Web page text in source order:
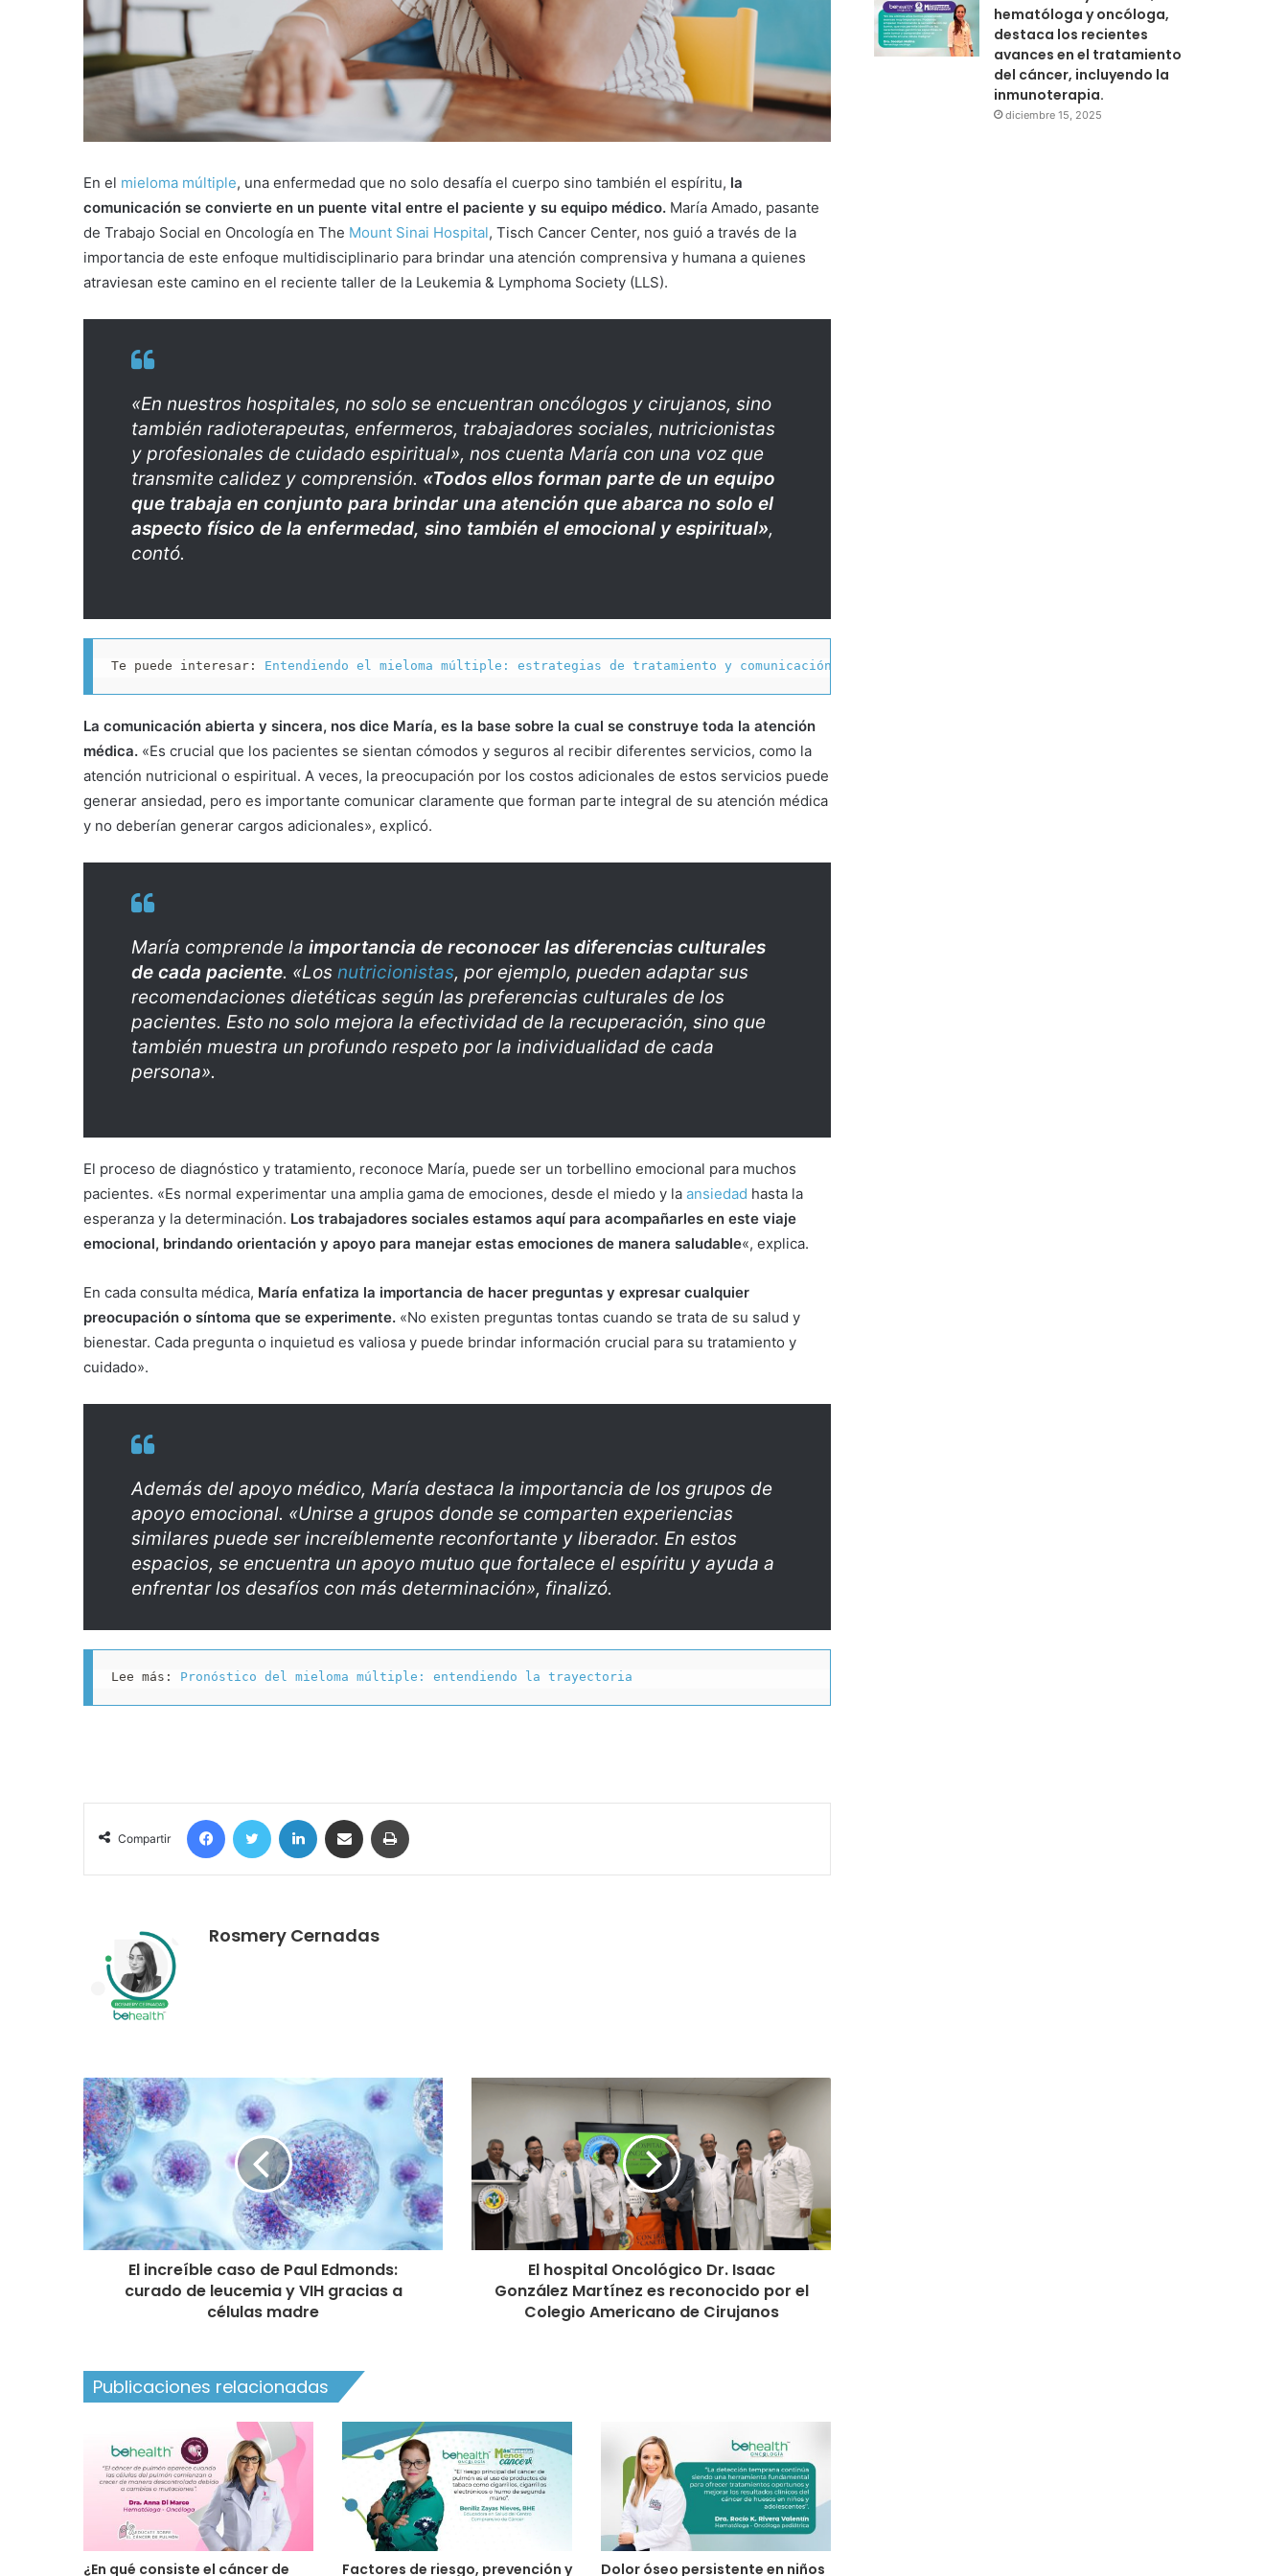
En el mieloma múltiple, una enfermedad que no solo desafía el cuerpo sino también el espíritu, la
comunicación se convierte en un puente vital entre el paciente y su equipo médico. María Amado, pasante
de Trabajo Social en Oncología en The Mount Sinai Hospital, Tisch Cancer Center, nos guió a través de la
importancia de este enfoque multidisciplinario para brindar una atención comprensiva y humana a quienes
atraviesan este camino en el reciente taller de la Leukemia & Lymphoma Society (LLS).
«En nuestros hospitales, no solo se encuentran oncólogos y cirujanos, sino
también radioterapeutas, enfermeros, trabajadores sociales, nutricionistas
y profesionales de cuidado espiritual», nos cuenta María con una voz que
transmite calidez y comprensión. «Todos ellos forman parte de un equipo
que trabaja en conjunto para brindar una atención que abarca no solo el
aspecto físico de la enfermedad, sino también el emocional y espiritual»,
contó.
Te puede interesar: Entendiendo el mieloma múltiple: estrategias de tratamiento y comunicación efectiva
La comunicación abierta y sincera, nos dice María, es la base sobre la cual se construye toda la atención
médica. «Es crucial que los pacientes se sientan cómodos y seguros al recibir diferentes servicios, como la
atención nutricional o espiritual. A veces, la preocupación por los costos adicionales de estos servicios puede
generar ansiedad, pero es importante comunicar claramente que forman parte integral de su atención médica
y no deberían generar cargos adicionales», explicó.
María comprende la importancia de reconocer las diferencias culturales
de cada paciente. «Los nutricionistas, por ejemplo, pueden adaptar sus
recomendaciones dietéticas según las preferencias culturales de los
pacientes. Esto no solo mejora la efectividad de la recuperación, sino que
también muestra un profundo respeto por la individualidad de cada
persona».
El proceso de diagnóstico y tratamiento, reconoce María, puede ser un torbellino emocional para muchos
pacientes. «Es normal experimentar una amplia gama de emociones, desde el miedo y la ansiedad hasta la
esperanza y la determinación. Los trabajadores sociales estamos aquí para acompañarles en este viaje
emocional, brindando orientación y apoyo para manejar estas emociones de manera saludable«, explica.
En cada consulta médica, María enfatiza la importancia de hacer preguntas y expresar cualquier
preocupación o síntoma que se experimente. «No existen preguntas tontas cuando se trata de su salud y
bienestar. Cada pregunta o inquietud es valiosa y puede brindar información crucial para su tratamiento y
cuidado».
Además del apoyo médico, María destaca la importancia de los grupos de
apoyo emocional. «Unirse a grupos donde se comparten experiencias
similares puede ser increíblemente reconfortante y liberador. En estos
espacios, se encuentra un apoyo mutuo que fortalece el espíritu y ayuda a
enfrentar los desafíos con más determinación», finalizó.
Lee más: Pronóstico del mieloma múltiple: entendiendo la trayectoria
Compartir
Rosmery Cernadas
El increíble caso de Paul Edmonds:
curado de leucemia y VIH gracias a
células madre
El hospital Oncológico Dr. Isaac
González Martínez es reconocido por el
Colegio Americano de Cirujanos
Publicaciones relacionadas
¿En qué consiste el cáncer de Factores de riesgo, prevención y Dolor óseo persistente en niños
hematóloga y oncóloga,
destaca los recientes
avances en el tratamiento
del cáncer, incluyendo la
inmunoterapia.
diciembre 15, 2025